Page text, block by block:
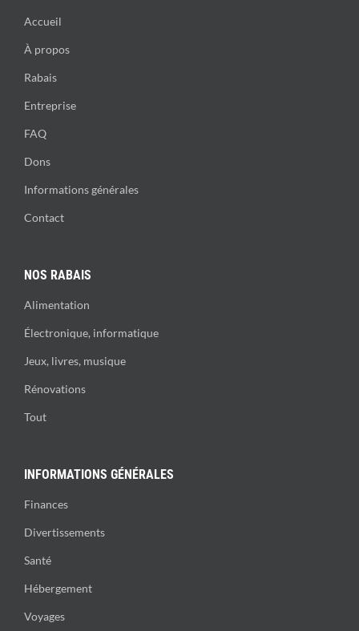
Accueil
À propos
Rabais
Entreprise
FAQ
Dons
Informations générales
Contact
NOS RABAIS
Alimentation
Électronique, informatique
Jeux, livres, musique
Rénovations
Tout
INFORMATIONS GÉNÉRALES
Finances
Divertissements
Santé
Hébergement
Voyages